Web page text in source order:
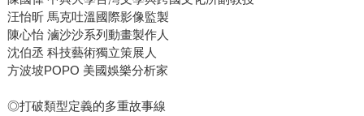
汪怡昕 馬克吐溫國際影像監製
陳心怡 滷沙沙系列動畫製作人
沈伯丞 科技藝術獨立策展人
方波坡POPO 美國娛樂分析家
◎打破類型定義的多重故事線